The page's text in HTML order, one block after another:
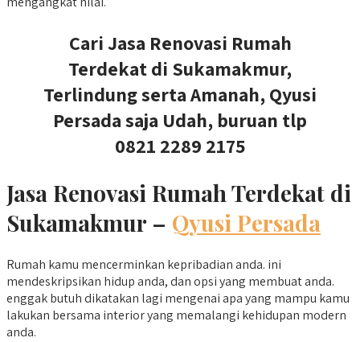
Cari Jasa Renovasi Rumah
Terdekat di Sukamakmur,
Terlindung serta Amanah, Qyusi
Persada saja Udah, buruan tlp
0821 2289 2175
Jasa Renovasi Rumah Terdekat di
Sukamakmur – Qyusi Persada
Rumah kamu mencerminkan kepribadian anda. ini
mendeskripsikan hidup anda, dan opsi yang membuat anda.
enggak butuh dikatakan lagi mengenai apa yang mampu kamu
lakukan bersama interior yang memalangi kehidupan modern
anda.